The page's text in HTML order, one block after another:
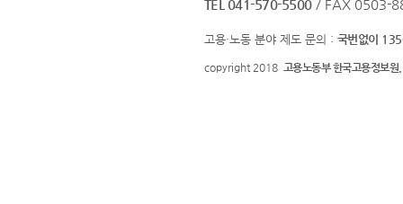
TEL 041-570-5500 / FAX 0503-
고용·노동 분야 제도 문의 : 국번없이
copyright 2018 고용노동부 한국고용정보원.